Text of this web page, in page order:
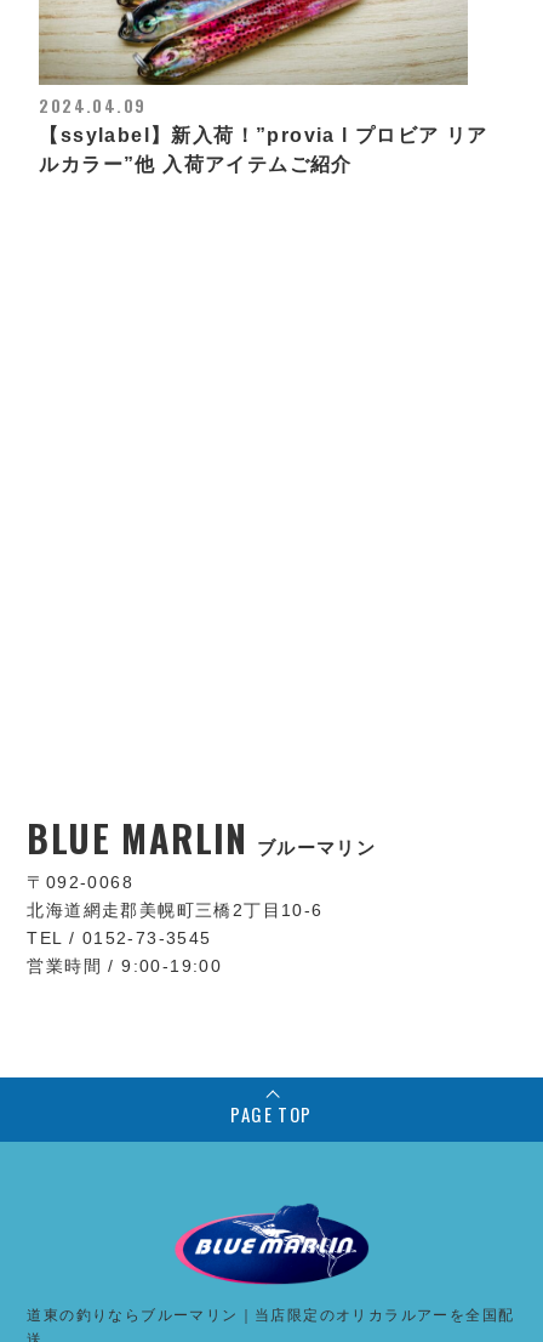
2024.04.09
【ssylabel】新入荷！”provia l プロビア リア
ルカラー”他 入荷アイテムご紹介
BLUE MARLIN ブルーマリン
〒092-0068
北海道網走郡美幌町三橋2丁目10-6
TEL / 0152-73-3545
営業時間 / 9:00-19:00
PAGE TOP
道東の釣りならブルーマリン｜当店限定のオリカラルアーを全国配